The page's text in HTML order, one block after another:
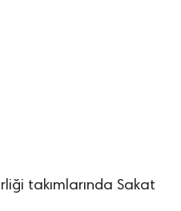
takımlarında Sakat